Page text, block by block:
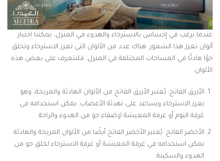
عندما نرغب في إحساس بالاسترخاء والهدوء في المنزل، يمكننا اختيار
ألوان تعزز هذا الشعور. هناك عدد من الألوان التي تعزز الاسترخاء وتخلق
جوًا هادئًا في المساحات المختلفة في المنزل. فلنتعرف على بعض هذه
الألوان:
الأزرق الفاتح: يُعتبر الأزرق الفاتح من الألوان الهادئة والمريحة، وهو
يعزز الاسترخاء ويساعد على تهدئة الأعصاب. يمكن استخدامه في
غرفة النوم أو غرفة المعيشة لإضفاء جو من الهدوء والراحة.
الأخضر الفاتح: يُعتبر الأخضر الفاتح أيضًا من الألوان المريحة والهادئة.
يمكن استخدامه في غرفة المعيشة أو غرفة الاسترخاء لخلق جو من
الهدوء والسكينة.